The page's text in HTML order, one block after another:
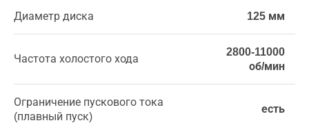
Диаметр диска 125 мм
Частота холостого хода
2800-11000
об/мин
Ограничение пускового тока
(плавный пуск)
есть